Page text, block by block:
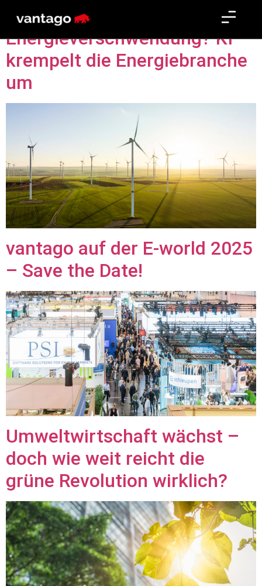
Energiewende oder
Energieverschwendung? KI
krempelt die Energiebranche
um
vantago auf der E-world 2025
– Save the Date!
Umweltwirtschaft wächst –
doch wie weit reicht die
grüne Revolution wirklich?